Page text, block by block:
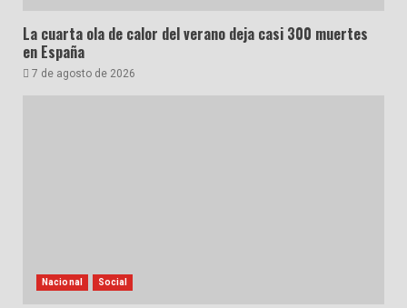
La cuarta ola de calor del verano deja casi 300 muertes
en España
7 de agosto de 2026
Nacional Social